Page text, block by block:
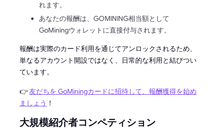
れます。
あなたの報酬は、GOMINING相当額として
GoMiningウォレットに直接付与されます。
報酬は実際のカード利用を通じてアンロックされるため、
単なるアカウント開設ではなく、日常的な利用と結びつい
ています。
👉友だちを GoMiningカードに招待して、報酬獲得を始め
ましょう ！
大規模紹介者コンペティション